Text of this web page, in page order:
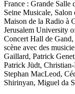
France : Grande Salle
Seine Musicale, Salon
Maison de la Radio à
Jerusalem University
Concert Hall de
scène avec des
Gaillard, Patrick
Patrick Jüdt,
Stephan MacLeod,
Shirinyan, Miguel da